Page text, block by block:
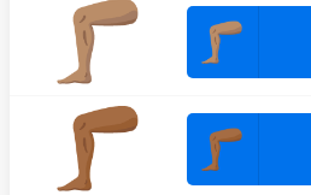
🦵🏽 🦵🏽
🦵🏾 🦵🏾